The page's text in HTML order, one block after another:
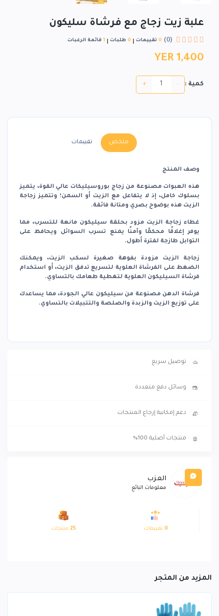
علبة زيت زجاج مع فرشاة سليكون
(0)
0 تقييمات 0 طلبات 1 قائمة الرغبات
YER 1,400
كمية : -
+
ملخص تقييمات
وصف المنتج
هذه العبوات مصنوعة من زجاج بوروسيليكات عالي القوة، يتميز
بسلوك خامل، إذ لا يتفاعل مع الزيت أو السمن؛ وتتميز زجاجة
الزيت هذه بوضوح بصري ومتانة فائقة.
غطاء زجاجة الزيت مزود بحلقة سيليكون مانعة للتسرب، مما
يوفر إغلاقًا محكمًا وآمنًا يمنع تسرب السوائل ويحافظ على
التوابل طازجة لفترة أطول.
زجاجة الزيت مزودة بفوهة صغيرة لسكب الزيت، ويمكنك
الضغط على الفرشاة العلوية لتسريع تدفق الزيت، أو استخدام
فرشاة السيليكون العلوية لتغطية طعامك بالتساوي.
فرشاة الدهن مصنوعة من سيليكون عالي الجودة، مما يساعدك
على توزيع الزيت والزبدة والصلصة والتتبيلات بالتساوي.
توصيل سريع
وسائل دفع متعددة
دعم إمكانية إرجاع المنتجات
منتجات أصلية 100%
العزب
معلومات البائع
0 تقييمات 25 منتجات
المزيد من المتجر